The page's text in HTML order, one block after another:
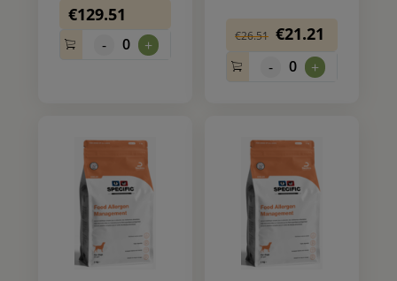
€129.51
- 0 + €26.51 €21.21
- 0 +